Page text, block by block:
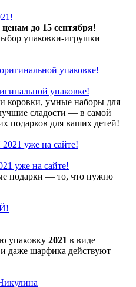
до 15 сентября!
упаковки-игрушки
упаковке!
коровки, умные наборы для
сладости — в самой
подарков для ваших детей!
уже на сайте!
подарки — то, что нужно
упаковку 2021 в виде
даже шарфика действуют